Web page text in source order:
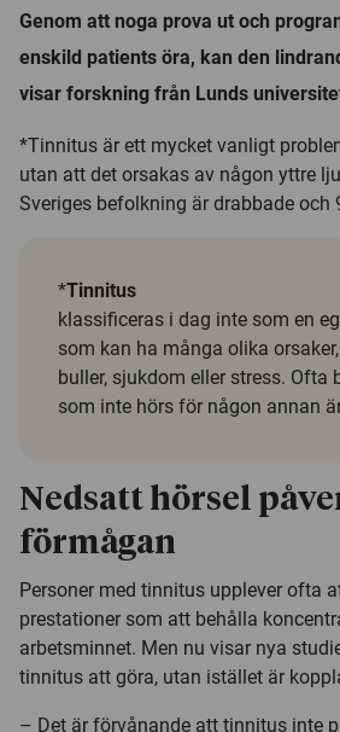
Genom att noga prova ut och
enskild patients öra, kan den
visar forskning från Lunds
*Tinnitus är ett mycket vanligt
utan att det orsakas av någon yttre
Sveriges befolkning är drabbade och
*Tinnitus
klassificeras i dag inte som en
som kan ha många olika
buller, sjukdom eller stress.
som inte hörs för någon annan
Nedsatt hörsel
förmågan
Personer med tinnitus upplever ofta
prestationer som att behålla
arbetsminnet. Men nu visar nya
tinnitus att göra, utan istället är
– Det är förvånande att tinnitus inte